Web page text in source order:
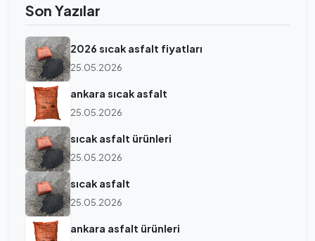
Son Yazılar
2026 sıcak asfalt fiyatları
25.05.2026
ankara sıcak asfalt
25.05.2026
sıcak asfalt ürünleri
25.05.2026
sıcak asfalt
25.05.2026
ankara asfalt ürünleri